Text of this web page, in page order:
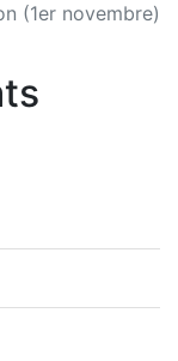
(1er novembre)